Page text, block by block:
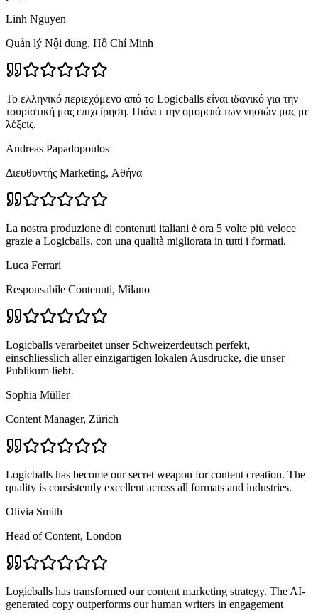
Linh Nguyen
Quản lý Nội dung, Hồ Chí Minh
Το ελληνικό περιεχόμενο από το Logicballs είναι ιδανικό για την
τουριστική μας επιχείρηση. Πιάνει την ομορφιά των νησιών μας με
λέξεις.
Andreas Papadopoulos
Διευθυντής Marketing, Αθήνα
La nostra produzione di contenuti italiani è ora 5 volte più veloce
grazie a Logicballs, con una qualità migliorata in tutti i formati.
Luca Ferrari
Responsabile Contenuti, Milano
Logicballs verarbeitet unser Schweizerdeutsch perfekt,
einschliesslich aller einzigartigen lokalen Ausdrücke, die unser
Publikum liebt.
Sophia Müller
Content Manager, Zürich
Logicballs has become our secret weapon for content creation. The
quality is consistently excellent across all formats and industries.
Olivia Smith
Head of Content, London
Logicballs has transformed our content marketing strategy. The AI-
generated copy outperforms our human writers in engagement